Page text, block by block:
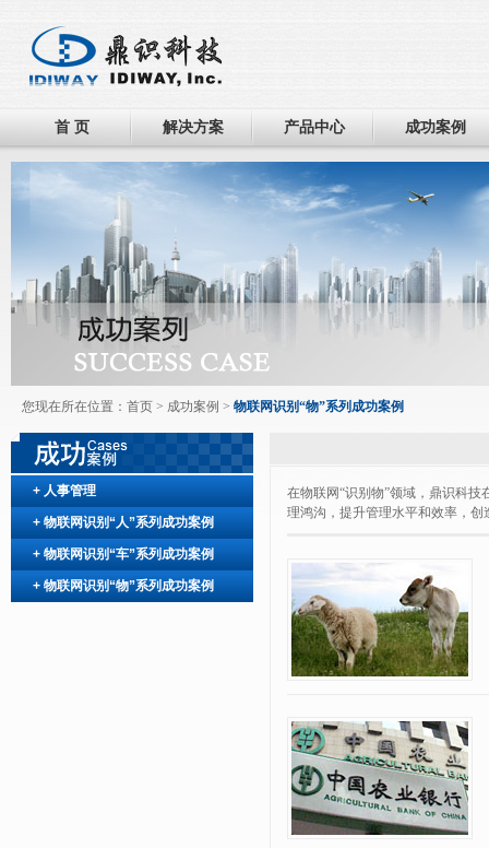
首 页 解决方案 产品中心 成功案例
您现在所在位置： 首页 > 成功案例 > 物联网识别“物”系列成功案例
+ 人事管理
+ 物联网识别“人”系列成功案例
+ 物联网识别“车”系列成功案例
+ 物联网识别“物”系列成功案例
在物联网“识别物”领域，鼎识科
理鸿沟，提升管理水平和效率，